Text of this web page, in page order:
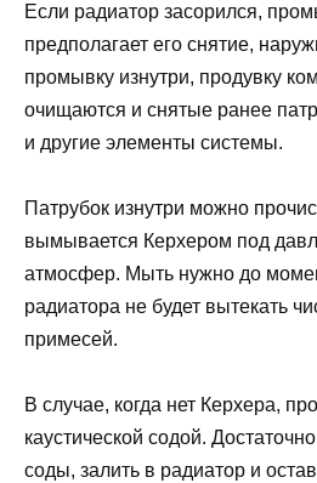
Если радиатор засорился,
предполагает его снятие,
промывку изнутри, продувку
очищаются и снятые ранее
и другие элементы системы.
Патрубок изнутри можно
вымывается Керхером под
атмосфер. Мыть нужно до
радиатора не будет вытекать
примесей.
В случае, когда нет Керхера,
каустической содой.
соды, залить в радиатор и